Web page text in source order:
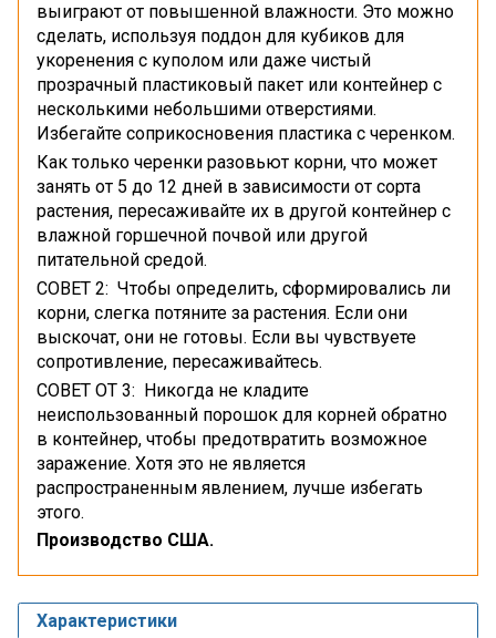
выиграют от повышенной влажности. Это можно
сделать, используя поддон для кубиков для
укоренения с куполом или даже чистый
прозрачный пластиковый пакет или контейнер с
несколькими небольшими отверстиями.
Избегайте соприкосновения пластика с черенком.
Как только черенки разовьют корни, что может
занять от 5 до 12 дней в зависимости от сорта
растения, пересаживайте их в другой контейнер с
влажной горшечной почвой или другой
питательной средой.
СОВЕТ 2: Чтобы определить, сформировались ли
корни, слегка потяните за растения. Если они
выскочат, они не готовы. Если вы чувствуете
сопротивление, пересаживайтесь.
СОВЕТ ОТ 3: Никогда не кладите
неиспользованный порошок для корней обратно
в контейнер, чтобы предотвратить возможное
заражение. Хотя это не является
распространенным явлением, лучше избегать
этого.
Производство США.
Характеристики